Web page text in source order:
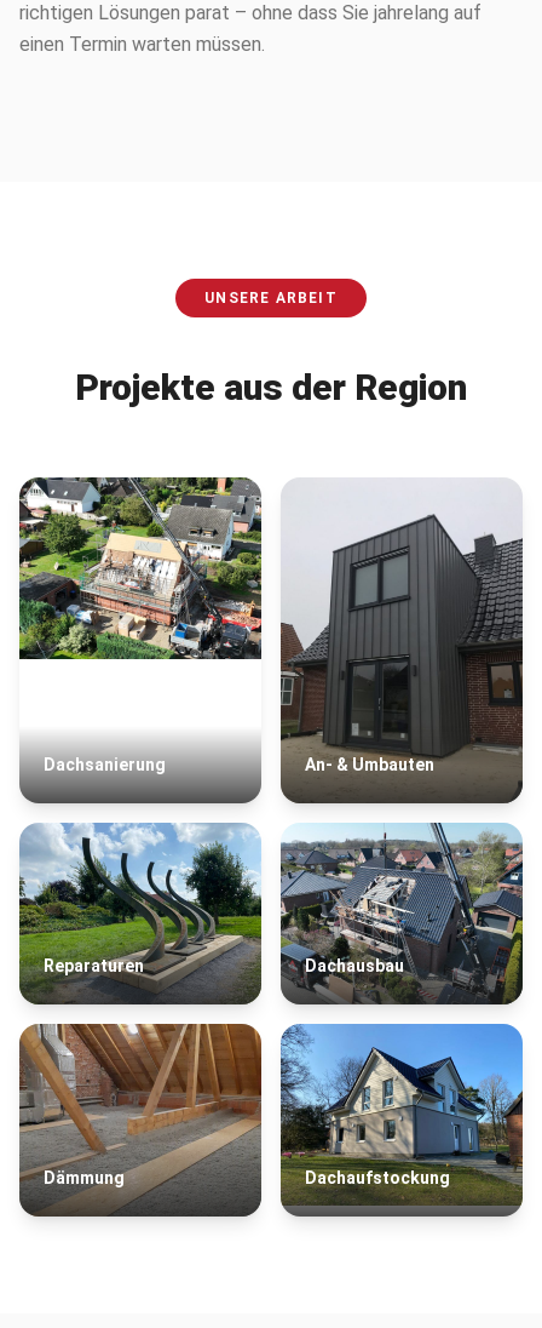
richtigen Lösungen parat – ohne dass Sie jahrelang auf
einen Termin warten müssen.
UNSERE ARBEIT
Projekte aus der Region
Dachsanierung An- & Umbauten
Reparaturen Dachausbau
Dämmung Dachaufstockung